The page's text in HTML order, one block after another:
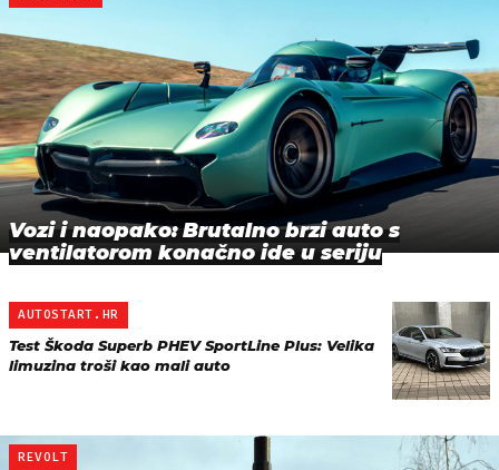
Vozi i naopako: Brutalno brzi auto s
ventilatorom konačno ide u seriju
AUTOSTART.HR
Test Škoda Superb PHEV SportLine Plus: Velika
limuzina troši kao mali auto
REVOLT